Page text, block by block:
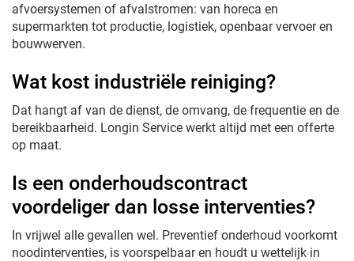
afvoersystemen of afvalstromen: van horeca en
supermarkten tot productie, logistiek, openbaar vervoer en
bouwwerven.
Wat kost industriële reiniging?
Dat hangt af van de dienst, de omvang, de frequentie en de
bereikbaarheid. Longin Service werkt altijd met een offerte
op maat.
Is een onderhoudscontract
voordeliger dan losse interventies?
In vrijwel alle gevallen wel. Preventief onderhoud voorkomt
noodinterventies, is voorspelbaar en houdt u wettelijk in